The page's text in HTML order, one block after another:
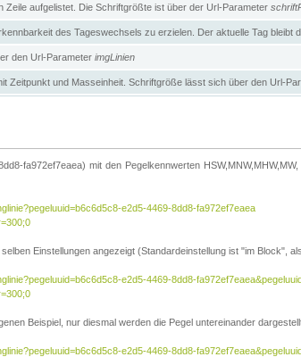
Zeile aufgelistet. Die Schriftgrößte ist über der Url-Parameter
des Tageswechsels zu erzielen. Der aktuelle Tag bleibt
den Url-Parameter imgLinien
Zeitpunkt und Masseinheit. Schriftgröße lässt sich über den Url-
fa972ef7eaea) mit den Pegelkennwerten
e2d5-4469-8dd8-fa972ef7eaea
Einstellungen angezeigt (Standardeinstellung ist "im Block",
e2d5-4469-8dd8-
Beispiel, nur diesmal werden die Pegel untereinander
e2d5-4469-8dd8-